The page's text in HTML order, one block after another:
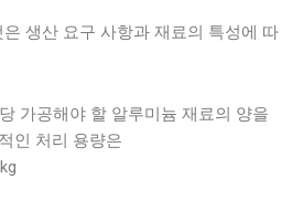
생산 요구 사항과 재료의 특성에 따
가공해야 할 알루미늄 재료의 양을
인 처리 용량은